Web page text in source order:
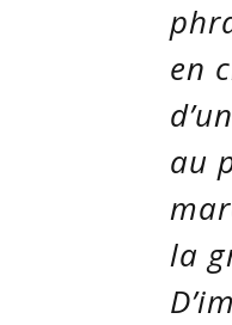
en
au
la